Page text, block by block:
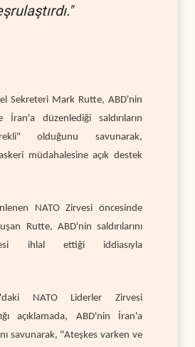
Sekreteri Mark Rutte, ABD'nin
İran'a düzenlediği saldırıların
olduğunu savunarak,
müdahalesine açık destek
NATO Zirvesi öncesinde
Rutte, ABD'nin saldırılarını
ihlal ettiği iddiasıyla
NATO Liderler Zirvesi
açıklamada, ABD'nin İran'a
savunarak, "Ateşkes varken ve